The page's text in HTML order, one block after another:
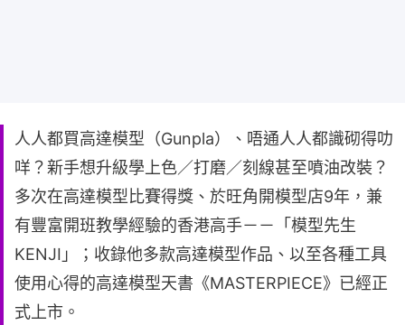
人人都買高達模型（Gunpla）、唔通人人都識砌得叻
咩？新手想升級學上色／打磨／刻線甚至噴油改裝？
多次在高達模型比賽得獎、於旺角開模型店9年，兼
有豐富開班教學經驗的香港高手－－「模型先生
KENJI」；收錄他多款高達模型作品、以至各種工具
使用心得的高達模型天書《MASTERPIECE》已經正
式上市。